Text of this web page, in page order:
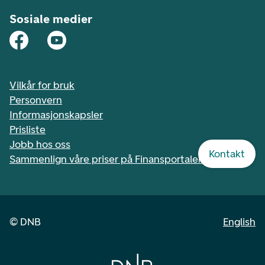
Kontakt
Sosiale medier
Vilkår for bruk
Personvern
Informasjonskapsler
Prisliste
Jobb hos oss
Sammenlign våre priser på Finansportalen.no
© DNB English